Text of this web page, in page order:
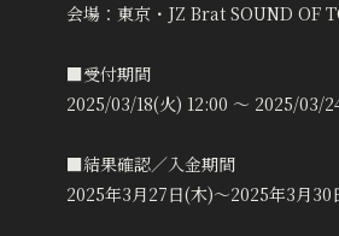
会場：東京・JZ Brat SOUND OF
■受付期間
2025/03/18(火) 12:00 ～ 2025/03/
■結果確認／入金期間
2025年3月27日(木)～2025年3月30